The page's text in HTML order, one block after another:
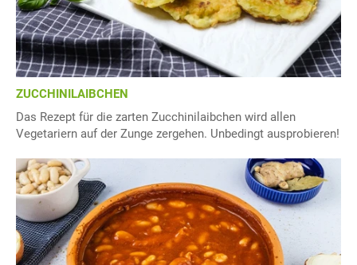
ZUCCHINILAIBCHEN
Das Rezept für die zarten Zucchinilaibchen wird allen
Vegetariern auf der Zunge zergehen. Unbedingt ausprobieren!